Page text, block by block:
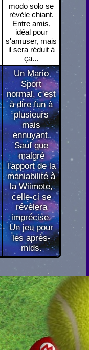
modo solo se
révèle chiant.
Entre amis,
idéal pour
s'amuser, mais
il sera réduit à
ça...
Un Mario
Sport
normal, c'est
à dire fun à
plusieurs
mais
ennuyant.
Sauf que
malgré
l'apport de la
maniabilité à
la Wiimote,
celle-ci se
révèlera
imprécise.
Un jeu pour
les après-
mids.